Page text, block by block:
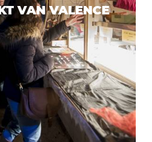
VAN VALENCE